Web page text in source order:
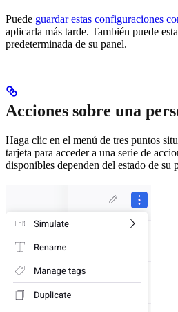
Puede guardar estas configuraciones
aplicarla más tarde. También puede
predeterminada de su panel.
Acciones sobre una
Haga clic en el menú de tres puntos
tarjeta para acceder a una serie de
disponibles dependen del estado de su